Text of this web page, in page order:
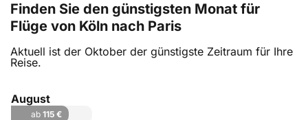
Finden Sie den günstigsten Monat für
Flüge von Köln nach Paris
Aktuell ist der Oktober der günstigste Zeitraum für Ihre
Reise.
August
ab115 €